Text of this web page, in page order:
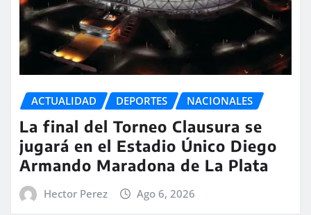
ACTUALIDAD DEPORTES NACIONALES
La final del Torneo Clausura se
jugará en el Estadio Único Diego
Armando Maradona de La Plata
Hector Perez Ago 6, 2026